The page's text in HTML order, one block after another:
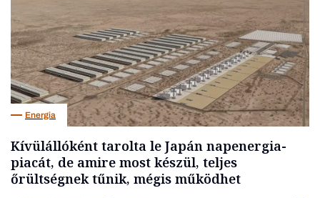
Energia
Kívülállóként tarolta le Japán napenergia-
piacát, de amire most készül, teljes
őrültségnek tűnik, mégis működhet